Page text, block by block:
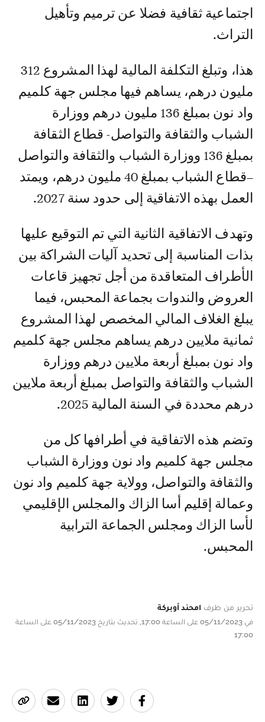
اجتماعية ثقافية فضلا عن ترميم وتأهيل
التراث.
هذا، وتبلغ التكلفة المالية لهذا المشروع 312
مليون درهم، يساهم فيها مجلس جهة كلميم
واد نون بمبلغ 136 مليون درهم ووزارة
الشباب والثقافة والتواصل- قطاع الثقافة
بمبلغ 136 ووزارة الشباب والثقافة والتواصل
–قطاع الشباب بمبلغ 40 مليون درهم، ويمتد
العمل بهذه الاتفاقية إلى حدود سنة 2027.
وتهدف الاتفاقية الثانية التي تم التوقيع عليها
بذات المناسبة إلى تحديد آليات الشراكة بين
الأطراف المتعاقدة من أجل تجهيز قاعات
العروض والندوات بجماعة المحبس، فيما
يبلغ الغلاف المالي المخصص لهذا المشروع
ثمانية ملايين درهم يساهم مجلس جهة كلميم
واد نون بمبلغ أربعة ملايين درهم ووزارة
الشباب والثقافة والتواصل بمبلغ أربعة ملايين
درهم محددة في السنة المالية 2025.
وتضم هذه الاتفاقية في أطرافها كل من
مجلس جهة كلميم واد نون ووزارة الشباب
والثقافة والتواصل، وولاية جهة كلميم واد نون
وعمالة إقليم أسا الزاك والمجلس الإقليمي
لأسا الزاك ومجلس الجماعة الترابية
المحبس.
تحرير من طرف امحند أوبركة
في 05/11/2023 على الساعة 17:00, تحديث بتاريخ 05/11/2023 على الساعة
17:00